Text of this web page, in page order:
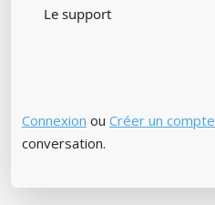
Le support
Connexion ou Créer un compte
conversation.